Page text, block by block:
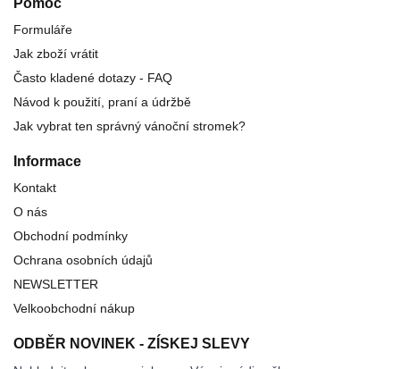
Formuláře
Jak zboží vrátit
Často kladené dotazy - FAQ
Návod k použití, praní a údržbě
Jak vybrat ten správný vánoční stromek?
Informace
Kontakt
O nás
Obchodní podmínky
Ochrana osobních údajů
NEWSLETTER
Velkoobchodní nákup
ODBĚR NOVINEK - ZÍSKEJ SLEVY